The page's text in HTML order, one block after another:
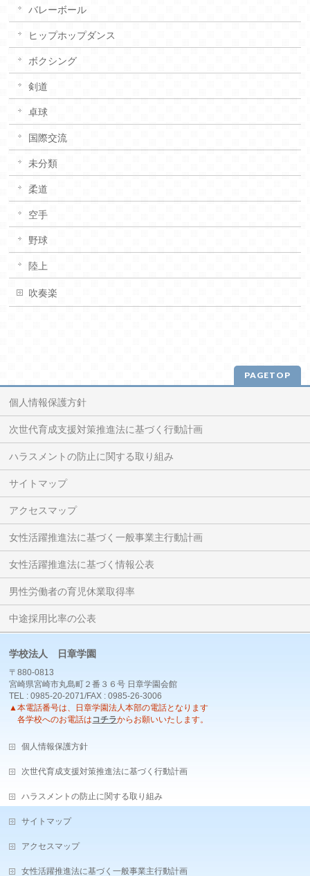
バレーボール
ヒップホップダンス
ボクシング
剣道
卓球
国際交流
未分類
柔道
空手
野球
陸上
吹奏楽
PAGETOP
個人情報保護方針
次世代育成支援対策推進法に基づく行動計画
ハラスメントの防止に関する取り組み
サイトマップ
アクセスマップ
女性活躍推進法に基づく一般事業主行動計画
女性活躍推進法に基づく情報公表
男性労働者の育児休業取得率
中途採用比率の公表
学校法人 日章学園
〒880-0813
宮崎県宮崎市丸島町２番３６号 日章学園会館
TEL : 0985-20-2071/FAX : 0985-26-3006
▲本電話番号は、日章学園法人本部の電話となります
各学校へのお電話は コチラからお願いいたします。
個人情報保護方針
次世代育成支援対策推進法に基づく行動計画
ハラスメントの防止に関する取り組み
サイトマップ
アクセスマップ
女性活躍推進法に基づく一般事業主行動計画